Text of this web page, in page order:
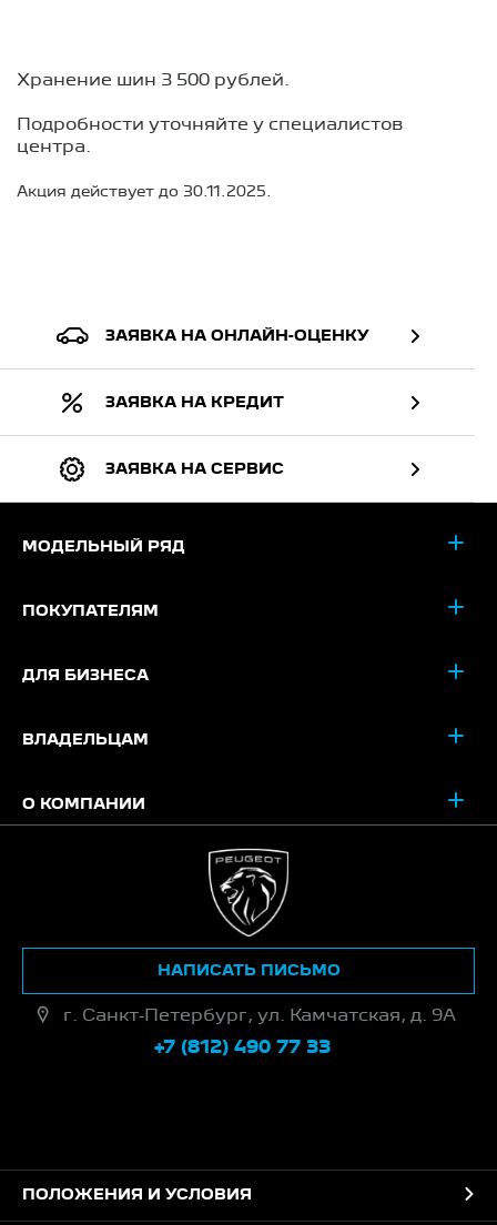
Хранение шин 3 500 рублей.
Подробности уточняйте у специалистов
центра.
Акция действует до 30.11.2025.
ЗАЯВКА НА ОНЛАЙН-ОЦЕНКУ
ЗАЯВКА НА КРЕДИТ
ЗАЯВКА НА СЕРВИС
МОДЕЛЬНЫЙ РЯД
ПОКУПАТЕЛЯМ
ДЛЯ БИЗНЕСА
ВЛАДЕЛЬЦАМ
О КОМПАНИИ
г. Санкт-Петербург, ул. Камчатская, д. 9А
+7 (812) 490 77 33
НАПИСАТЬ ПИСЬМО
ПОЛОЖЕНИЯ И УСЛОВИЯ